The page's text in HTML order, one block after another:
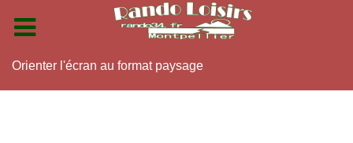
Orienter l'écran au format paysage